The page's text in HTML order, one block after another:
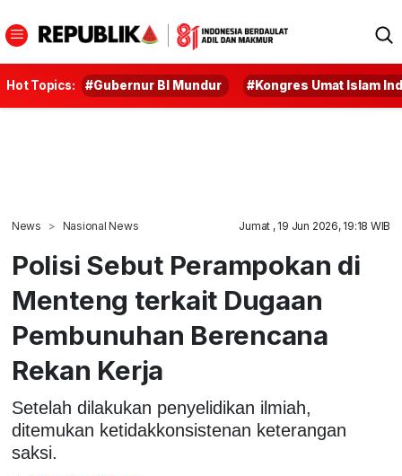
Hot Topics: #Gubernur BI Mundur #Kongres Umat Islam
News Nasional News Jumat , 19 Jun 2026, 19:18 WIB
Polisi Sebut Perampokan di
Menteng terkait Dugaan
Pembunuhan Berencana
Rekan Kerja
Setelah dilakukan penyelidikan ilmiah,
ditemukan ketidakkonsistenan keterangan
saksi.